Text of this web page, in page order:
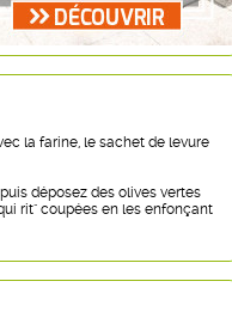
la farine, le sachet de levure
déposez des olives vertes
rit" coupées en les enfonçant